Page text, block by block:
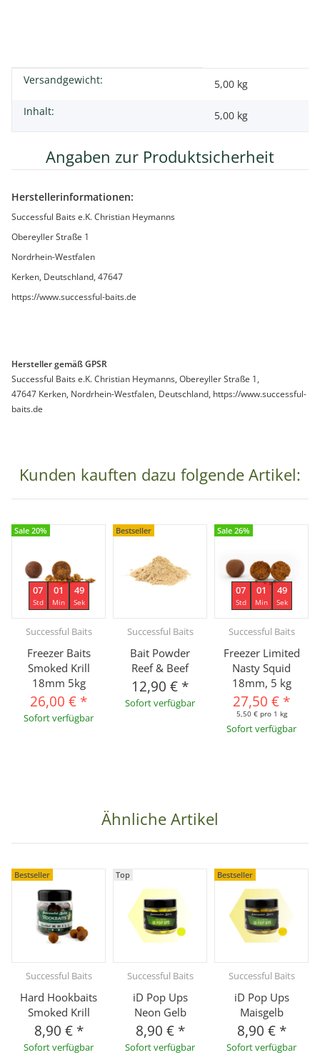
Produkteigenschaft
Wert
Versandgewicht:
5,00 kg
Inhalt:
5,00 kg
Angaben zur Produktsicherheit
Herstellerinformationen:
Successful Baits e.K. Christian Heymanns
Obereyller Straße 1
Nordrhein-Westfalen
Kerken, Deutschland, 47647
https://www.successful-baits.de
Hersteller gemäß GPSR
Successful Baits e.K. Christian Heymanns, Obereyller Straße 1,
47647 Kerken, Nordrhein-Westfalen, Deutschland, https://www.successful-
baits.de
Kunden kauften dazu folgende Artikel:
Sale 20%
07
Std
01
Min
49
Sek
Successful Baits
Freezer Baits
Smoked Krill
18mm 5kg
26,00 € *
Sofort verfügbar
Bestseller
Successful Baits
Bait Powder
Reef & Beef
12,90 € *
Sofort verfügbar
Sale 26%
07
Std
01
Min
49
Sek
Successful Baits
Freezer Limited
Nasty Squid
18mm, 5 kg
27,50 € *
5,50 € pro 1 kg
Sofort verfügbar
Ähnliche Artikel
Bestseller
Successful Baits
Hard Hookbaits
Smoked Krill
8,90 € *
Sofort verfügbar
Top
Successful Baits
iD Pop Ups
Neon Gelb
8,90 € *
Sofort verfügbar
Bestseller
Successful Baits
iD Pop Ups
Maisgelb
8,90 € *
Sofort verfügbar